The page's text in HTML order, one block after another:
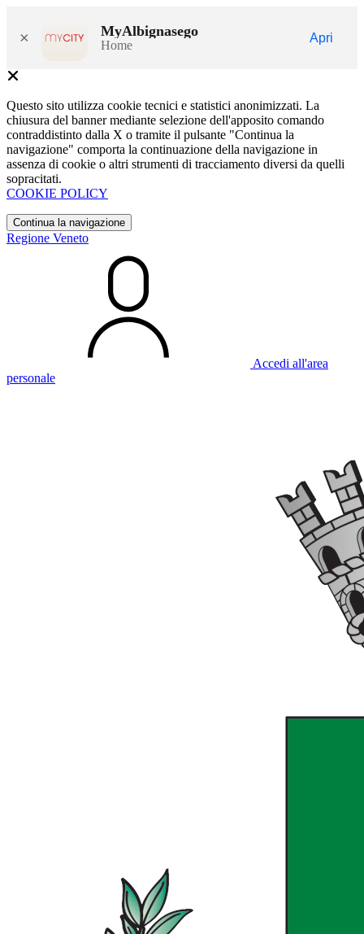
× MyAlbignasego
Home
Apri
Questo sito utilizza cookie tecnici e statistici anonimizzati. La
chiusura del banner mediante selezione dell'apposito comando
contraddistinto dalla X o tramite il pulsante "Continua la
navigazione" comporta la continuazione della navigazione in
assenza di cookie o altri strumenti di tracciamento diversi da quelli
sopracitati.
COOKIE POLICY
Continua la navigazione
Regione Veneto
Accedi all'area
personale